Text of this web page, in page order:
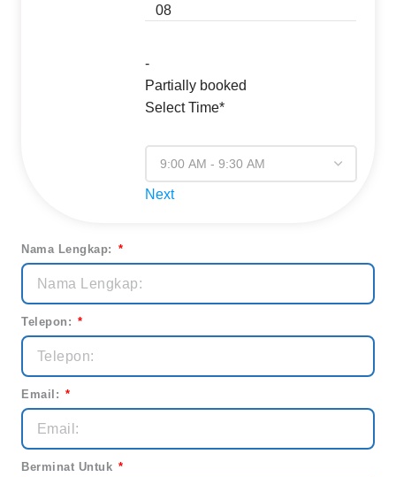
08
-
Partially booked
Select Time*
Next
Nama Lengkap:
Telepon:
Email:
Berminat Untuk